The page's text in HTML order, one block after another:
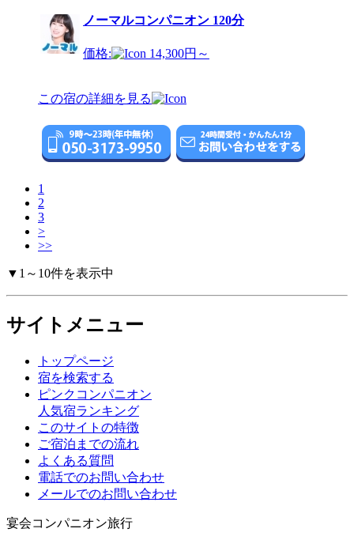
ノーマルコンパニオン 120分
価格: 14,300円～
この宿の詳細を見る
1
2
3
>
>>
▼1～10件を表示中
サイトメニュー
トップページ
宿を検索する
ピンクコンパニオン
人気宿ランキング
このサイトの特徴
ご宿泊までの流れ
よくある質問
電話でのお問い合わせ
メールでのお問い合わせ
宴会コンパニオン旅行